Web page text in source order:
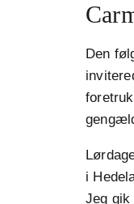
Den
i
Jeg gik